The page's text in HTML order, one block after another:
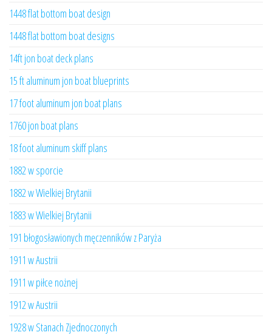
1448 flat bottom boat design
1448 flat bottom boat designs
14ft jon boat deck plans
15 ft aluminum jon boat blueprints
17 foot aluminum jon boat plans
1760 jon boat plans
18 foot aluminum skiff plans
1882 w sporcie
1882 w Wielkiej Brytanii
1883 w Wielkiej Brytanii
191 błogosławionych męczenników z Paryża
1911 w Austrii
1911 w piłce nożnej
1912 w Austrii
1928 w Stanach Zjednoczonych